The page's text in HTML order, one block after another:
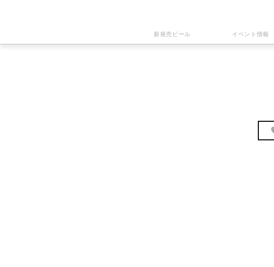
新発売ビール イベント情報